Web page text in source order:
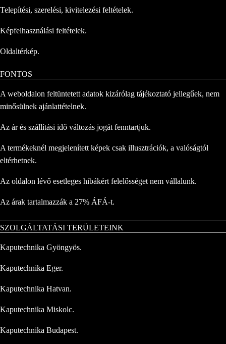
Telepítési, szerelési, kivitelezési feltételek.
Képfelhasználási feltételek.
Oldaltérkép.
FONTOS
A weboldalon feltüntetett adatok kizárólag tájékoztató jellegűek, nem
minősülnek ajánlattételnek.
Az ár és szállítási idő változás jogát fenntartjuk.
A termékeknél megjelenített képek csak illusztrációk, a valóságtól
eltérhetnek.
Az oldalon lévő esetleges hibákért felelősséget nem vállalunk.
Az árak tartalmazzák a 27% ÁFÁ-t.
SZOLGÁLTATÁSI TERÜLETEINK
Kaputechnika Gyöngyös.
Kaputechnika Eger.
Kaputechnika Hatvan.
Kaputechnika Miskolc.
Kaputechnika Budapest.